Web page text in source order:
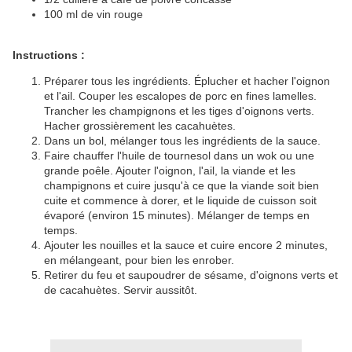
100 ml de vin rouge
Instructions :
Préparer tous les ingrédients. Éplucher et hacher l'oignon
et l'ail. Couper les escalopes de porc en fines lamelles.
Trancher les champignons et les tiges d'oignons verts.
Hacher grossièrement les cacahuètes.
Dans un bol, mélanger tous les ingrédients de la sauce.
Faire chauffer l'huile de tournesol dans un wok ou une
grande poêle. Ajouter l'oignon, l'ail, la viande et les
champignons et cuire jusqu'à ce que la viande soit bien
cuite et commence à dorer, et le liquide de cuisson soit
évaporé (environ 15 minutes). Mélanger de temps en
temps.
Ajouter les nouilles et la sauce et cuire encore 2 minutes,
en mélangeant, pour bien les enrober.
Retirer du feu et saupoudrer de sésame, d'oignons verts et
de cacahuètes. Servir aussitôt.